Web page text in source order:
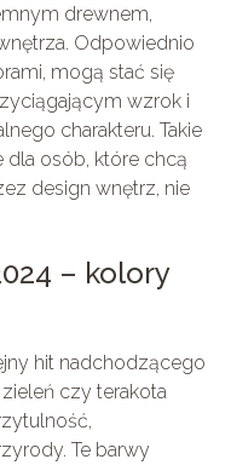
drewnem,
Odpowiednio
mogą stać się
wzrok i
charakteru. Takie
dla osób, które chcą
design wnętrz, nie
– kolory
hit nadchodzącego
czy terakota
Te barwy